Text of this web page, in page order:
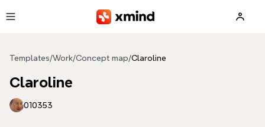
Templates/Work/Concept map/Claroline
Claroline
010353